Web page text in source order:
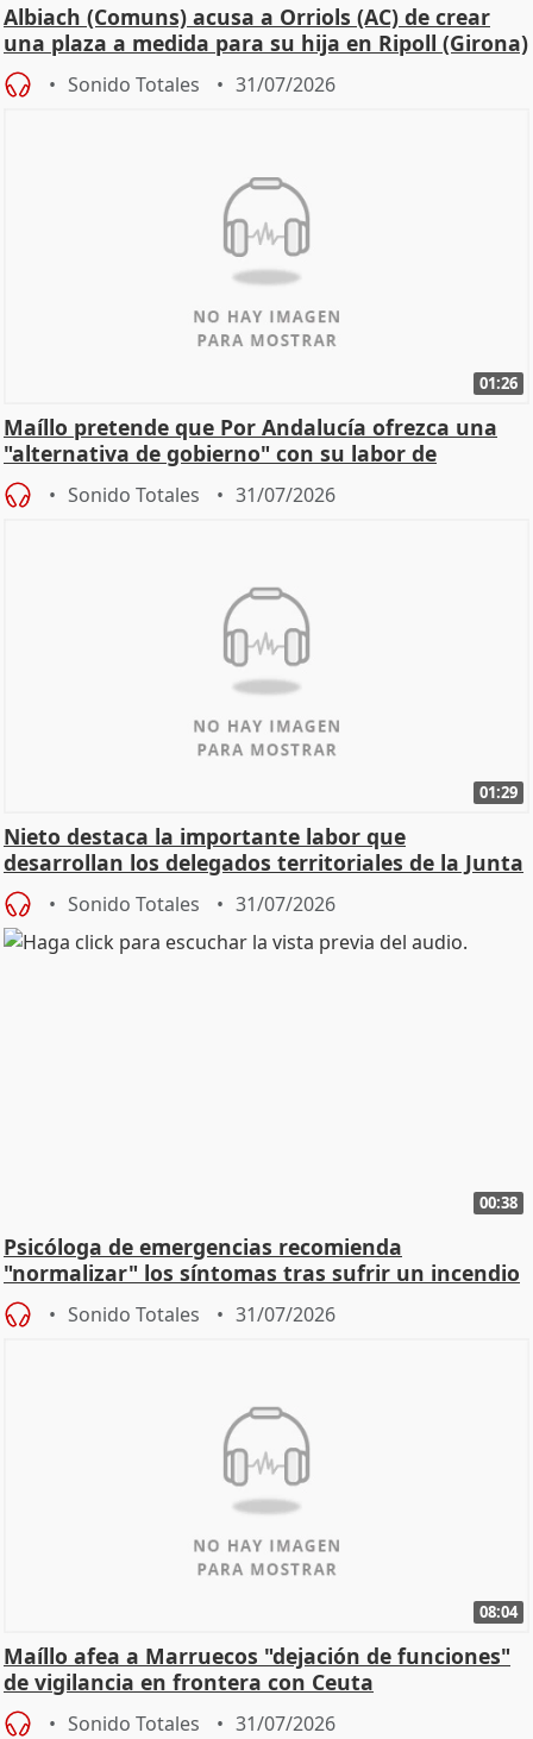
Albiach (Comuns) acusa a Orriols (AC) de crear
una plaza a medida para su hija en Ripoll (Girona)
Sonido Totales 31/07/2026
01:26
Maíllo pretende que Por Andalucía ofrezca una
"alternativa de gobierno" con su labor de
oposición
Sonido Totales 31/07/2026
01:29
Nieto destaca la importante labor que
desarrollan los delegados territoriales de la Junta
Sonido Totales 31/07/2026
00:38
Psicóloga de emergencias recomienda
"normalizar" los síntomas tras sufrir un incendio
Sonido Totales 31/07/2026
08:04
Maíllo afea a Marruecos "dejación de funciones"
de vigilancia en frontera con Ceuta
Sonido Totales 31/07/2026